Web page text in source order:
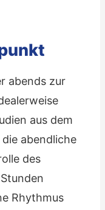
abends zur
aus dem
abendliche
des
Rhythmus